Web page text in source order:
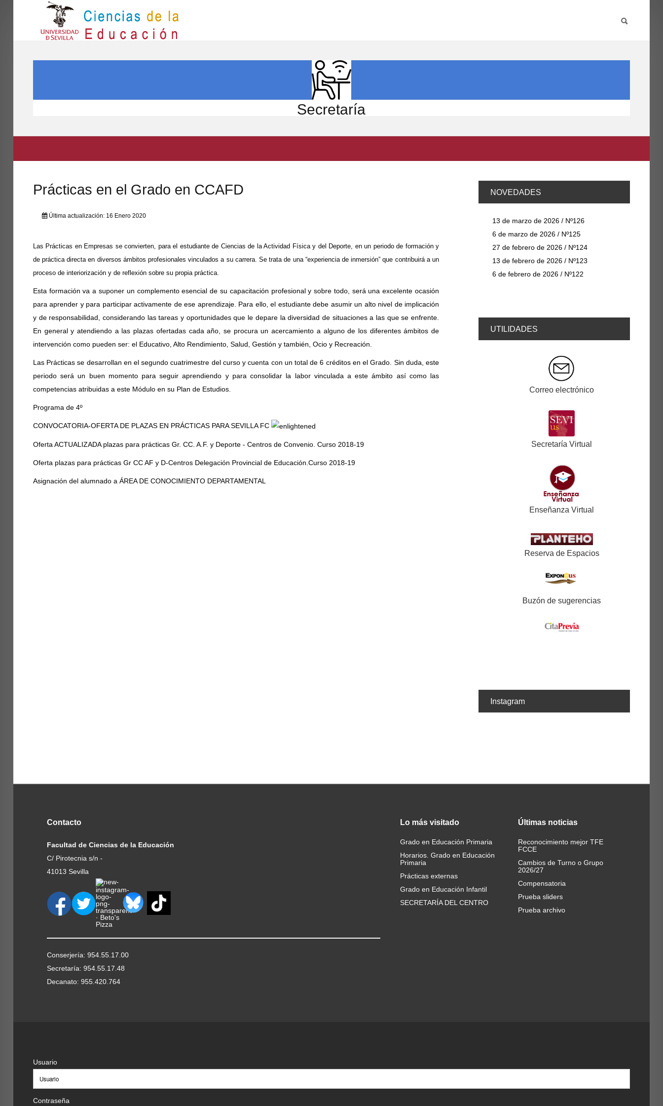
PARTICIPA
Secretaría
Prácticas en el Grado en CCAFD
Última actualización: 16 Enero 2020
Las Prácticas en Empresas se convierten, para el estudiante de Ciencias de la Actividad Física y del Deporte, en un periodo de formación y
de práctica directa en diversos ámbitos profesionales vinculados a su carrera. Se trata de una “experiencia de inmersión” que contribuirá a un
proceso de interiorización y de reflexión sobre su propia práctica.
Esta formación va a suponer un complemento esencial de su capacitación profesional y sobre todo, será una excelente ocasión
para aprender y para participar activamente de ese aprendizaje. Para ello, el estudiante debe asumir un alto nivel de implicación
y de responsabilidad, considerando las tareas y oportunidades que le depare la diversidad de situaciones a las que se enfrente.
En general y atendiendo a las plazas ofertadas cada año, se procura un acercamiento a alguno de los diferentes ámbitos de
intervención como pueden ser: el Educativo, Alto Rendimiento, Salud, Gestión y también, Ocio y Recreación.
Las Prácticas se desarrollan en el segundo cuatrimestre del curso y cuenta con un total de 6 créditos en el Grado. Sin duda, este
periodo será un buen momento para seguir aprendiendo y para consolidar la labor vinculada a este ámbito así como las
competencias atribuidas a este Módulo en su Plan de Estudios.
Programa de 4º
CONVOCATORIA-OFERTA DE PLAZAS EN PRÁCTICAS PARA SEVILLA FC
Oferta ACTUALIZADA plazas para prácticas Gr. CC. A.F. y Deporte - Centros de Convenio. Curso 2018-19
Oferta plazas para prácticas Gr CC AF y D-Centros Delegación Provincial de Educación.Curso 2018-19
Asignación del alumnado a ÁREA DE CONOCIMIENTO DEPARTAMENTAL
NOVEDADES
13 de marzo de 2026 / Nº126
6 de marzo de 2026 / Nº125
27 de febrero de 2026 / Nº124
13 de febrero de 2026 / Nº123
6 de febrero de 2026 / Nº122
UTILIDADES
Correo electrónico
Secretaría Virtual
Enseñanza Virtual
Reserva de Espacios
Buzón de sugerencias
Instagram
Contacto
Facultad de Ciencias de la Educación
C/ Pirotecnia s/n -
41013 Sevilla
Conserjería: 954.55.17.00
Secretaría: 954.55.17.48
Decanato: 955.420.764
Lo más visitado
Grado en Educación Primaria
Horarios. Grado en Educación
Primaria
Prácticas externas
Grado en Educación Infantil
SECRETARÍA DEL CENTRO
Últimas noticias
Reconocimiento mejor TFE
FCCE
Cambios de Turno o Grupo
2026/27
Compensatoria
Prueba sliders
Prueba archivo
Usuario
Contraseña